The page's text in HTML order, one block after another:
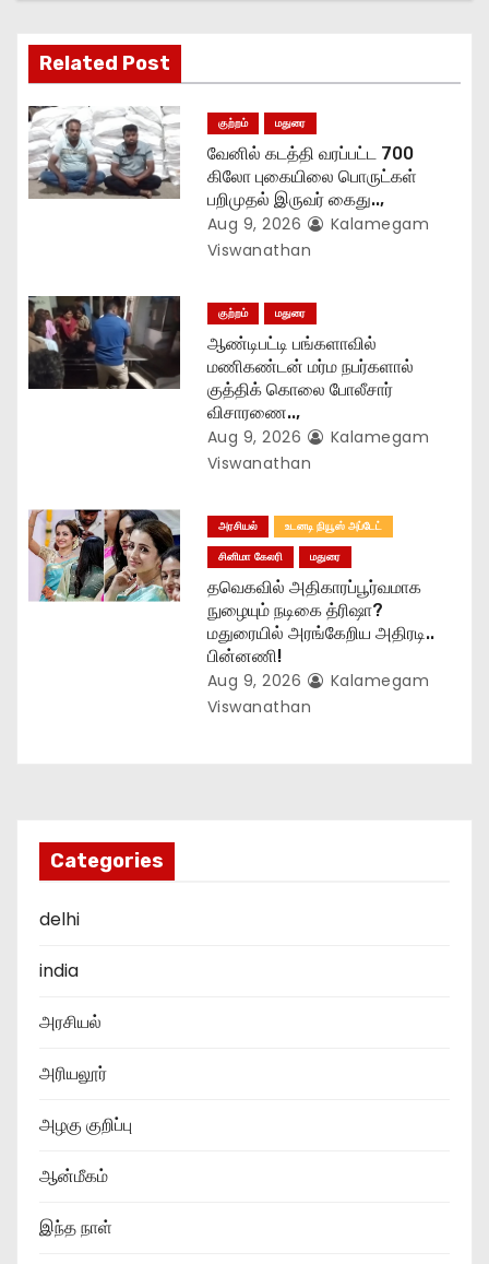
t
i
o
n
Related Post
குற்றம் மதுரை
வேனில் கடத்தி வரப்பட்ட 700
கிலோ புகையிலை பொருட்கள்
பறிமுதல் இருவர் கைது..,
Aug 9, 2026
Kalamegam
Viswanathan
குற்றம் மதுரை
ஆண்டிபட்டி பங்களாவில்
மணிகண்டன் மர்ம நபர்களால்
குத்திக் கொலை போலீசார்
விசாரணை..,
Aug 9, 2026
Kalamegam
Viswanathan
அரசியல்
உடனடி நியூஸ் அப்டேட்
சினிமா கேலரி
மதுரை
தவெகவில் அதிகாரப்பூர்வமாக
நுழையும் நடிகை த்ரிஷா?
மதுரையில் அரங்கேறிய அதிரடி..
பின்னணி!
Aug 9, 2026
Kalamegam
Viswanathan
Categories
delhi
india
அரசியல்
அரியலூர்
அழகு குறிப்பு
ஆன்மீகம்
இந்த நாள்